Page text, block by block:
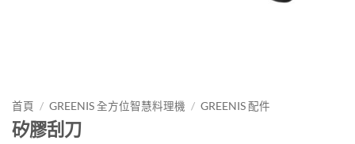
首頁 / GREENIS 全方位智慧料理機 / GREENIS 配件
矽膠刮刀